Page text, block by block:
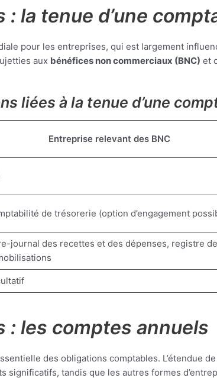
la tenue d’une
pour les entreprises, qui est largement
aux bénéfices non commerciaux (BNC) et
liées à la tenue d’une
Entreprise relevant des BNC
de trésorerie (option d’engagement
journal des recettes et des dépenses, registre
: les comptes annuels
des obligations comptables. L’étendue
significatifs, tandis que les autres formes